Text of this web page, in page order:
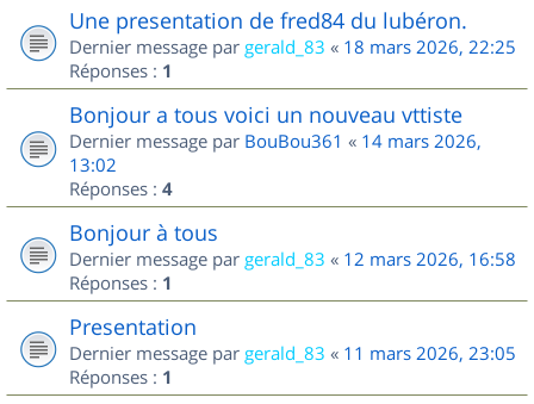
Une presentation de fred84 du lubéron.
Dernier message par gerald_83 « 18 mars 2026, 22:25
Réponses : 1
Bonjour a tous voici un nouveau vttiste
Dernier message par BouBou361 « 14 mars 2026,
13:02
Réponses : 4
Bonjour à tous
Dernier message par gerald_83 « 12 mars 2026, 16:58
Réponses : 1
Presentation
Dernier message par gerald_83 « 11 mars 2026, 23:05
Réponses : 1